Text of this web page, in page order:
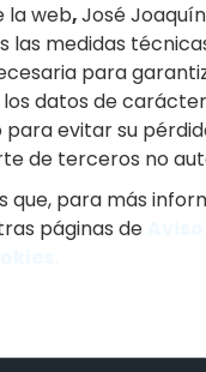
la web,José
las medidas
para
datos de
evitar su
de terceros no
que, para más
páginas de